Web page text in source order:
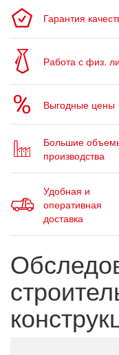
Гарантия
Работа с физ.
Выгодные цены
Большие
производства
Удобная и
оперативная
доставка